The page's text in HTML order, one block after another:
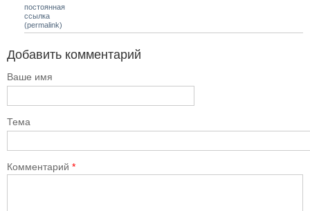
постоянная
ссылка
(permalink)
Добавить комментарий
Ваше имя
Тема
Комментарий *